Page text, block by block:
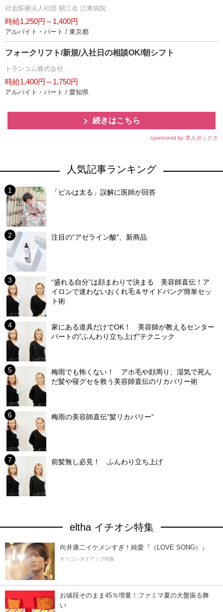
社会医療法人社団 順江会 江東病院
時給1,250円～1,400円
アルバイト・パート / 東京都
フォークリフト/新規/入社日の相談OK/朝シフト
トランコム株式会社
時給1,400円～1,750円
アルバイト・パート / 愛知県
続きはこちら
sponsored by 求人ボックス
人気記事ランキング
「ピルは太る」誤解に医師が回答
注目の“アゼライン酸”、新商品
“盛れる自分”は顔まわりで決まる 美容師直伝！ア
イロンで迷わないおくれ毛＆サイドバング簡単セッ
ト術
家にある道具だけでOK！ 美容師が教えるセンター
パートの”ふんわり立ち上げ”テクニック
梅雨でも怖くない！ アホ毛や顔周り、湿気で死ん
だ髪や寝グセを救う美容師直伝のリカバリー術
梅雨の美容師直伝”髪リカバリー”
前髪無し必見！ ふんわり立ち上げ
eltha イチオシ特集
向井康二イケメンすぎ！純愛『（LOVE SONG）』
オリコンタイアップ特集
お値段そのまま45％増量！ファミマ夏の大盤振る舞
い